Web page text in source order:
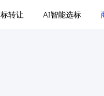
转让 AI智能选标